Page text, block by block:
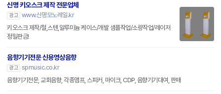
신명 키오스크 제작 전문업체
광고 www.신명모노레일.kr
키오스크 제작/철,스텐,알루미늄 케이스/개발 샘플작업/소량작업/레이저
정밀판금!
음향기기전문 신용영상음향
광고 spmusic.co.kr
음향기기전문, 교회음향, 각종앰프, 스피커, 마이크, CDP, 음향기기대여, 판매